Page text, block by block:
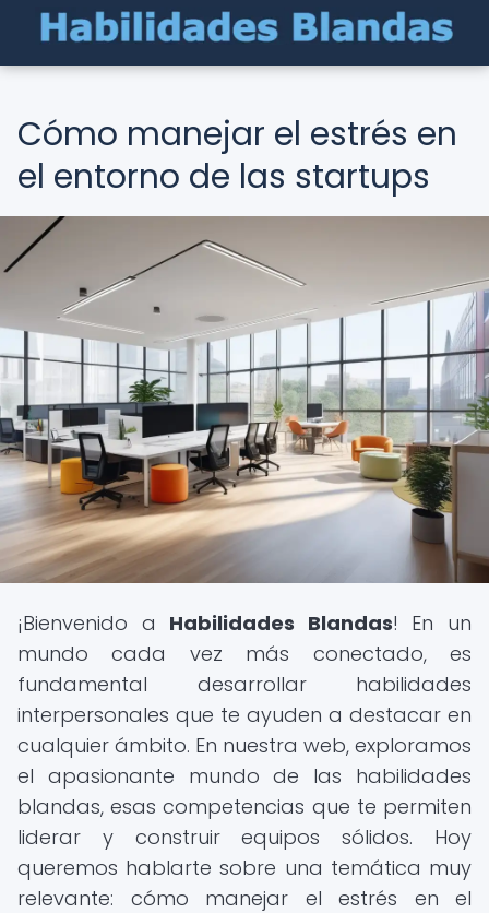
Cómo manejar el estrés en
el entorno de las startups
¡Bienvenido a Habilidades Blandas! En un
mundo cada vez más conectado, es
fundamental desarrollar habilidades
interpersonales que te ayuden a destacar en
cualquier ámbito. En nuestra web, exploramos
el apasionante mundo de las habilidades
blandas, esas competencias que te permiten
liderar y construir equipos sólidos. Hoy
queremos hablarte sobre una temática muy
relevante: cómo manejar el estrés en el